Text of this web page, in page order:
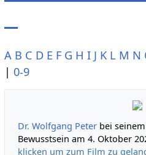
A B C D E F G H I J K L M N
| 0-9
Dr. Wolfgang Peter bei
Bewusstsein am 4. Oktober
klicken um zum Film zu